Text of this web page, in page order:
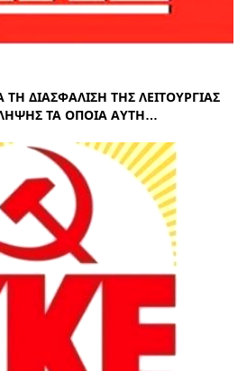
ΤΗ ΔΙΑΣΦΑΛΙΣΗ ΤΗΣ ΛΕΙΤΟΥΡΓΙΑΣ
ΤΑ ΟΠΟΙΑ ΑΥΤΗ…